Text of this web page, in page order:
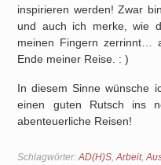
inspirieren werden! Zwar
und auch ich merke, wie
meinen Fingern zerrinnt…
Ende meiner Reise. : )
In diesem Sinne wünsche
einen guten Rutsch ins
abenteuerliche Reisen!
Schlagwörter:AD(H)S,Arbeit,